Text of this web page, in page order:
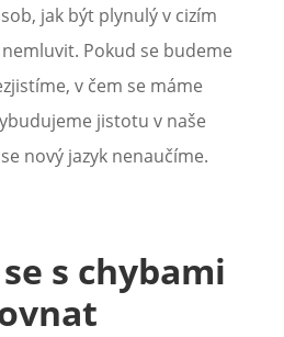
jak být plynulý v cizím
Pokud se budeme
v čem se máme
jistotu v naše
nový jazyk nenaučíme.
se s chybami